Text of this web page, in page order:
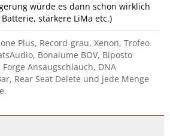
würde es dann schon wirklich
stärkere LiMa etc.)
Plus, Record-grau, Xenon, Trofeo
Bonalume BOV, Biposto
Ansaugschlauch, DNA
Rear Seat Delete und jede Menge